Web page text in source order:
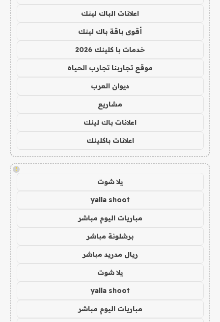
اعلانات الباك لينك
أقوى باقة باك لينك
خدمات با كلينك 2026
موقع تجاربنا تجارب الحياه
ديوان العرب
مشاريع
اعلانات باك لينك
اعلانات باكلينك
!
يلا شوت
yalla shoot
مباريات اليوم مباشر
برشلونة مباشر
ريال مدريد مباشر
يلا شوت
yalla shoot
مباريات اليوم مباشر